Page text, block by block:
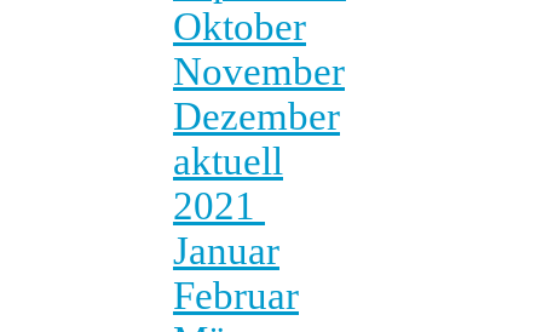
Oktober
November
Dezember
aktuell
2021
Januar
Februar